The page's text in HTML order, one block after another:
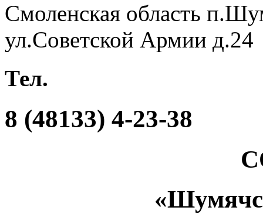
Смоленская область
ул.Советской Армии д.24
Тел.
8 (48133) 4-23-38